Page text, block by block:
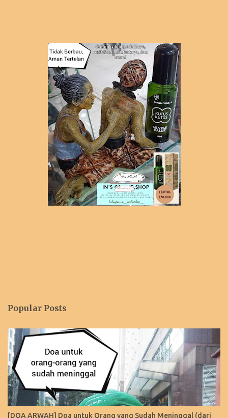
Popular Posts
[DOA ARWAH] Doa untuk Orang yang Sudah Meninggal (dari